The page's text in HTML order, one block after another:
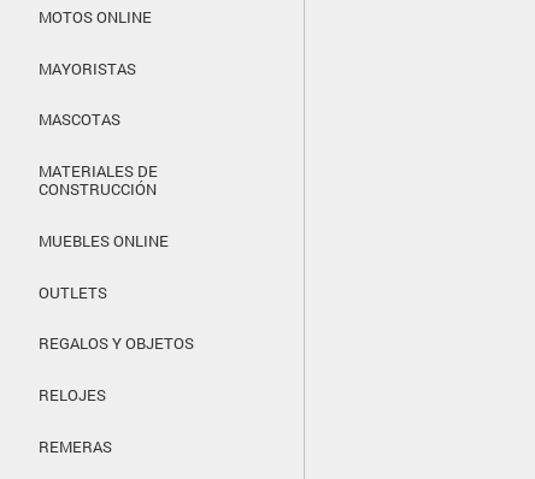
MOTOS ONLINE
MAYORISTAS
MASCOTAS
MATERIALES DE
CONSTRUCCIÓN
MUEBLES ONLINE
OUTLETS
REGALOS Y OBJETOS
RELOJES
REMERAS